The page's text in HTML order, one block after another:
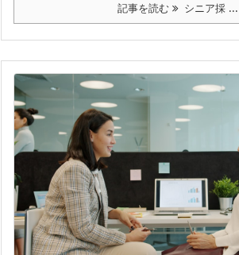
記事を読む シニア採 ...